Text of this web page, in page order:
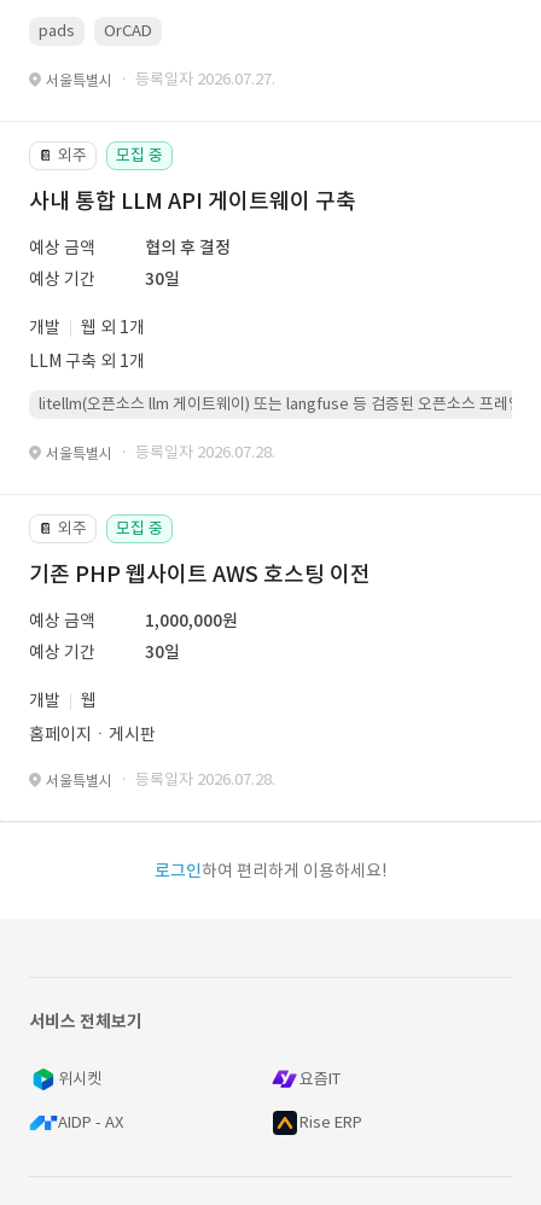
pads OrCAD
서울특별시 · 등록일자 2026.07.27.
📔 외주 모집 중
사내 통합 LLM API 게이트웨이 구축
예상 금액
협의 후 결정
예상 기간
30일
개발
웹 외 1개
LLM 구축 외 1개
litellm(오픈소스 llm 게이트웨이) 또는 langfuse 등 검증된 오픈소스 프레임워
서울특별시 · 등록일자 2026.07.28.
📔 외주 모집 중
기존 PHP 웹사이트 AWS 호스팅 이전
예상 금액
1,000,000원
예상 기간
30일
개발
웹
홈페이지ㆍ게시판
서울특별시 · 등록일자 2026.07.28.
로그인하여 편리하게 이용하세요!
서비스 전체보기
위시켓 요즘IT
AIDP - AX Rise ERP